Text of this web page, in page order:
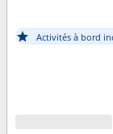
Activités à bord